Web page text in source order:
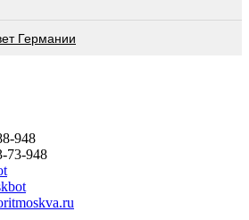
Германии
948
73-948